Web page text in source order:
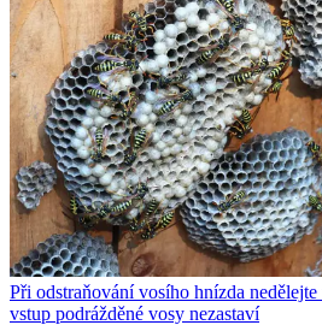
Při odstraňování vosího hnízda
vstup podrážděné vosy nezastaví